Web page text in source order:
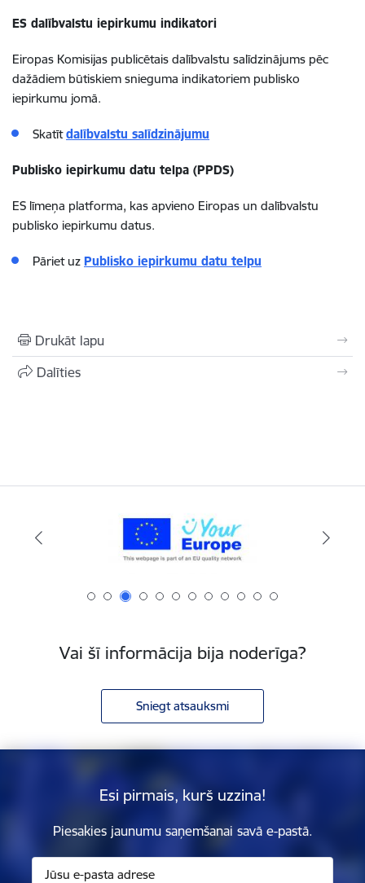
ES dalībvalstu iepirkumu indikatori
Eiropas Komisijas publicētais dalībvalstu salīdzinājums pēc
dažādiem būtiskiem snieguma indikatoriem publisko
iepirkumu jomā.
Skatītdalībvalstu salīdzinājumu
Publisko iepirkumu datu telpa (PPDS)
ES līmeņa platforma, kas apvieno Eiropas un dalībvalstu
publisko iepirkumu datus.
Pāriet uz Publisko iepirkumu datu telpu
Drukāt lapu
Dalīties
Vai šī informācija bija noderīga?
Sniegt atsauksmi
Esi pirmais, kurš uzzina!
Piesakies jaunumu saņemšanai savā e-pastā.